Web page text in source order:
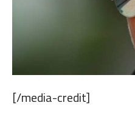
[/media-credit]